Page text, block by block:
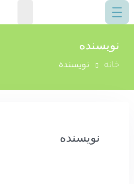
نویسنده
خانه نویسنده
نویسنده